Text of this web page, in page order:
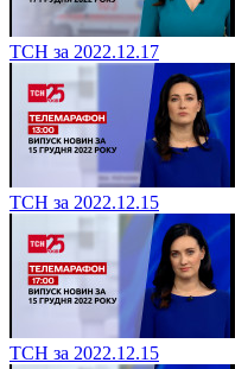
ТСН за 2022.12.17
ТСН за 2022.12.15
ТСН за 2022.12.15